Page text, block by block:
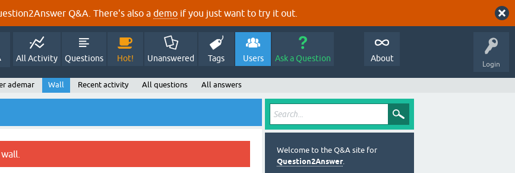
Q&A. There's also a demo if you just want to try it out.
Login
All Activity Questions Hot! Unanswered Tags Users Ask a Question About
ademar Wall Recent activity All questions All answers
Welcome to the Q&A site for
Question2Answer.